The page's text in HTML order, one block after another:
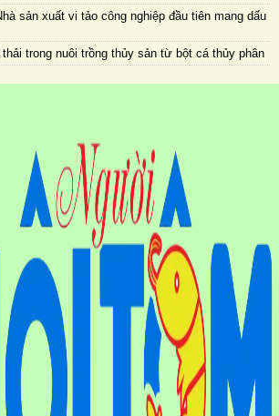
sản xuất vi tảo công nghiệp đầu tiên mang dấu
trong nuôi trồng thủy sản từ bột cá thủy phân